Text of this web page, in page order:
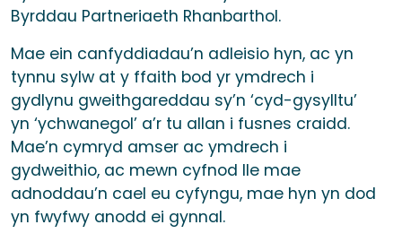
Byrddau Partneriaeth Rhanbarthol.
Mae ein canfyddiadau’n adleisio hyn, ac yn
tynnu sylw at y ffaith bod yr ymdrech i
gydlynu gweithgareddau sy’n ‘cyd-gysylltu’
yn ‘ychwanegol’ a’r tu allan i fusnes craidd.
Mae’n cymryd amser ac ymdrech i
gydweithio, ac mewn cyfnod lle mae
adnoddau’n cael eu cyfyngu, mae hyn yn dod
yn fwyfwy anodd ei gynnal.